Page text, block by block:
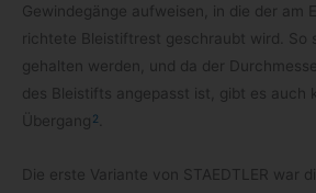
Gewin­de­gänge auf­wei­sen, in die der am
rich­tete Blei­stift­rest geschraubt wird. So
gehal­ten wer­den, und da der
des Blei­stifts ange­passt ist, gibt es auch
Über­gang 2
Die erste Vari­ante von STAEDTLER war